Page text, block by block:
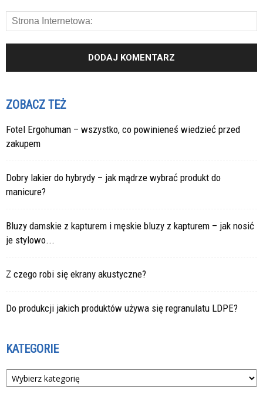
ZOBACZ TEŻ
Fotel Ergohuman – wszystko, co powinieneś wiedzieć przed
zakupem
Dobry lakier do hybrydy – jak mądrze wybrać produkt do
manicure?
Bluzy damskie z kapturem i męskie bluzy z kapturem – jak nosić
je stylowo...
Z czego robi się ekrany akustyczne?
Do produkcji jakich produktów używa się regranulatu LDPE?
KATEGORIE
Kategorie